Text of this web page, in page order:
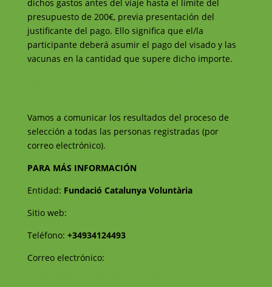
dichos gastos antes del viaje hasta el límite del
presupuesto de 200€, previa presentación del
justificante del pago. Ello significa que el/la
participante deberá asumir el pago del visado y las
vacunas en la cantidad que supere dicho importe.
Vamos a comunicar los resultados del proceso de
selección a todas las personas registradas (por
correo electrónico).
PARA MÁS INFORMACIÓN
Entidad: Fundació Catalunya Voluntària
Sitio web:
Teléfono: +34934124493
Correo electrónico: